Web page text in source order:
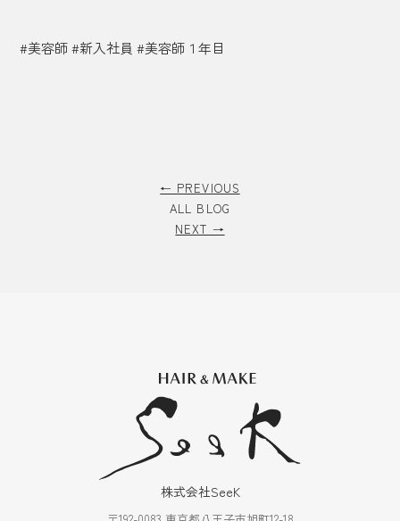
#美容師 #新入社員 #美容師１年目
← PREVIOUS
ALL BLOG
NEXT →
株式会社SeeK